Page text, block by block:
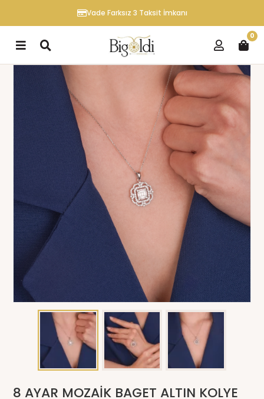
Vade Farksız 3 Taksit İmkanı
0
8 AYAR MOZAİK BAGET ALTIN KOLYE